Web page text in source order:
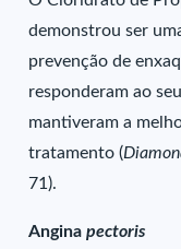
demonstrou ser
prevenção de
responderam ao
mantiveram a
tratamento (
71).
Anginapectoris